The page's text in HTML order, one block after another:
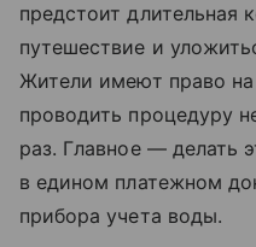
предстоит длительная
путешествие и
Жители имеют право
проводить процедуру
раз. Главное — делать
в едином платежном
прибора учета воды.